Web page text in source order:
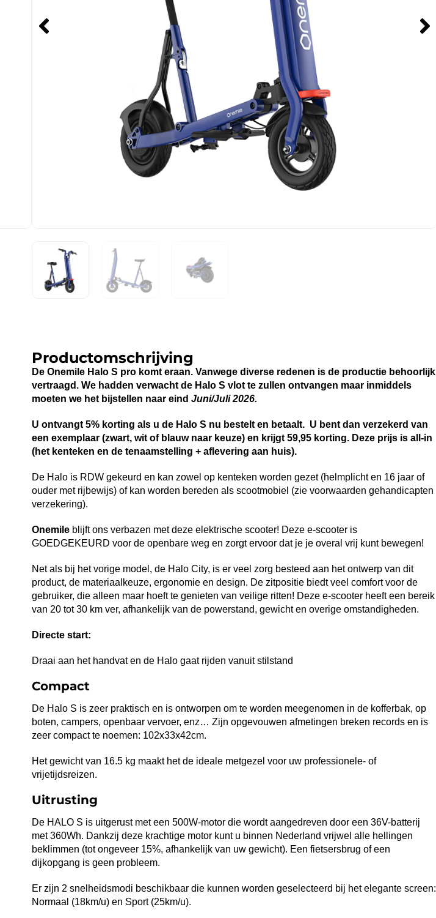
Productomschrijving
De Onemile Halo S pro komt eraan. Vanwege diverse redenen is de productie behoorlijk
vertraagd. We hadden verwacht de Halo S vlot te zullen ontvangen maar inmiddels
moeten we het bijstellen naar eind Juni/Juli 2026.
U ontvangt 5% korting als u de Halo S nu bestelt en betaalt. U bent dan verzekerd van
een exemplaar (zwart, wit of blauw naar keuze) en krijgt 59,95 korting. Deze prijs is all-in
(het kenteken en de tenaamstelling + aflevering aan huis).
De Halo is RDW gekeurd en kan zowel op kenteken worden gezet (helmplicht en 16 jaar of
ouder met rijbewijs) of kan worden bereden als scootmobiel (zie voorwaarden gehandicapten
verzekering).
Onemile blijft ons verbazen met deze elektrische scooter! Deze e-scooter is
GOEDGEKEURD voor de openbare weg en zorgt ervoor dat je je overal vrij kunt bewegen!
Net als bij het vorige model, de Halo City, is er veel zorg besteed aan het ontwerp van dit
product, de materiaalkeuze, ergonomie en design. De zitpositie biedt veel comfort voor de
gebruiker, die alleen maar hoeft te genieten van veilige ritten! Deze e-scooter heeft een bereik
van 20 tot 30 km ver, afhankelijk van de powerstand, gewicht en overige omstandigheden.
Directe start:
Draai aan het handvat en de Halo gaat rijden vanuit stilstand
Compact
De Halo S is zeer praktisch en is ontworpen om te worden meegenomen in de kofferbak, op
boten, campers, openbaar vervoer, enz… Zijn opgevouwen afmetingen breken records en is
zeer compact te noemen: 102x33x42cm.
Het gewicht van 16.5 kg maakt het de ideale metgezel voor uw professionele- of
vrijetijdsreizen.
Uitrusting
De HALO S is uitgerust met een 500W-motor die wordt aangedreven door een 36V-batterij
met 360Wh. Dankzij deze krachtige motor kunt u binnen Nederland vrijwel alle hellingen
beklimmen (tot ongeveer 15%, afhankelijk van uw gewicht). Een fietsersbrug of een
dijkopgang is geen probleem.
Er zijn 2 snelheidsmodi beschikbaar die kunnen worden geselecteerd bij het elegante screen:
Normaal (18km/u) en Sport (25km/u).